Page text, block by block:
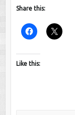
Share this:
Like this: